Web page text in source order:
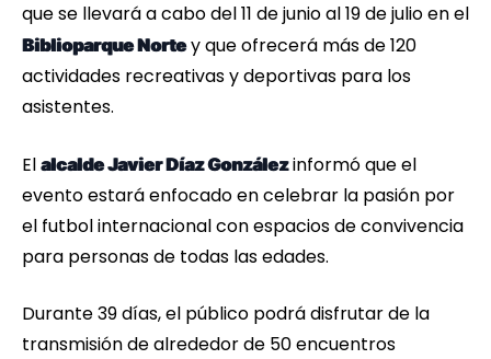
que se llevará a cabo del 11 de junio al 19 de julio en el
Biblioparque Nortey que ofrecerá más de 120
actividades recreativas y deportivas para los
asistentes.
El alcalde Javier Díaz Gonzálezinformó que el
evento estará enfocado en celebrar la pasión por
el futbol internacional con espacios de convivencia
para personas de todas las edades.
Durante 39 días, el público podrá disfrutar de la
transmisión de alrededor de 50 encuentros